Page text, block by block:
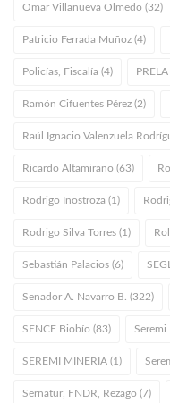
Omar Villanueva Olmedo (32)
Patricio Ferrada Muñoz (4)
Policías, Fiscalía (4)
Ramón Cifuentes Pérez (2)
Raúl Ignacio Valenzuela
Ricardo Altamirano (63)
Rodrigo Inostroza (1)
Rodrigo Silva Torres (1)
Sebastián Palacios (6)
Senador A. Navarro B. (322)
SENCE Biobío (83)
SEREMI MINERIA (1)
Sernatur, FNDR, Rezago (7)